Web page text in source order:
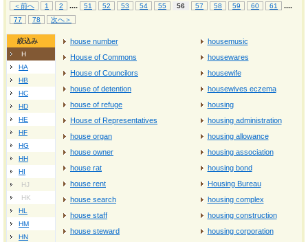
＜前へ 1 2 .... 51 52 53 54 55 56 57 58 59 60 61 ....
77 78 次へ＞
絞込み
H
HA
HB
HC
HD
HE
HF
HG
HH
HI
HJ
HK
HL
HM
HN
house number
House of Commons
House of Councilors
house of detention
house of refuge
House of Representatives
house organ
house owner
house rat
house rent
house search
house staff
house steward
housemusic
housewares
housewife
housewives eczema
housing
housing administration
housing allowance
housing association
housing bond
Housing Bureau
housing complex
housing construction
housing corporation